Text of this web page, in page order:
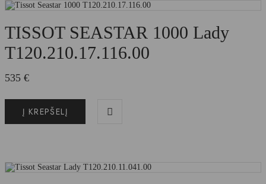
TISSOT SEASTAR 1000 Lady
T120.210.17.116.00
535 €
Į KREPŠELĮ